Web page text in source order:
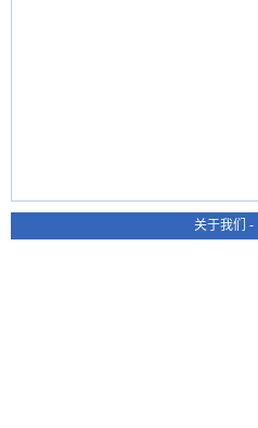
关于我们 -